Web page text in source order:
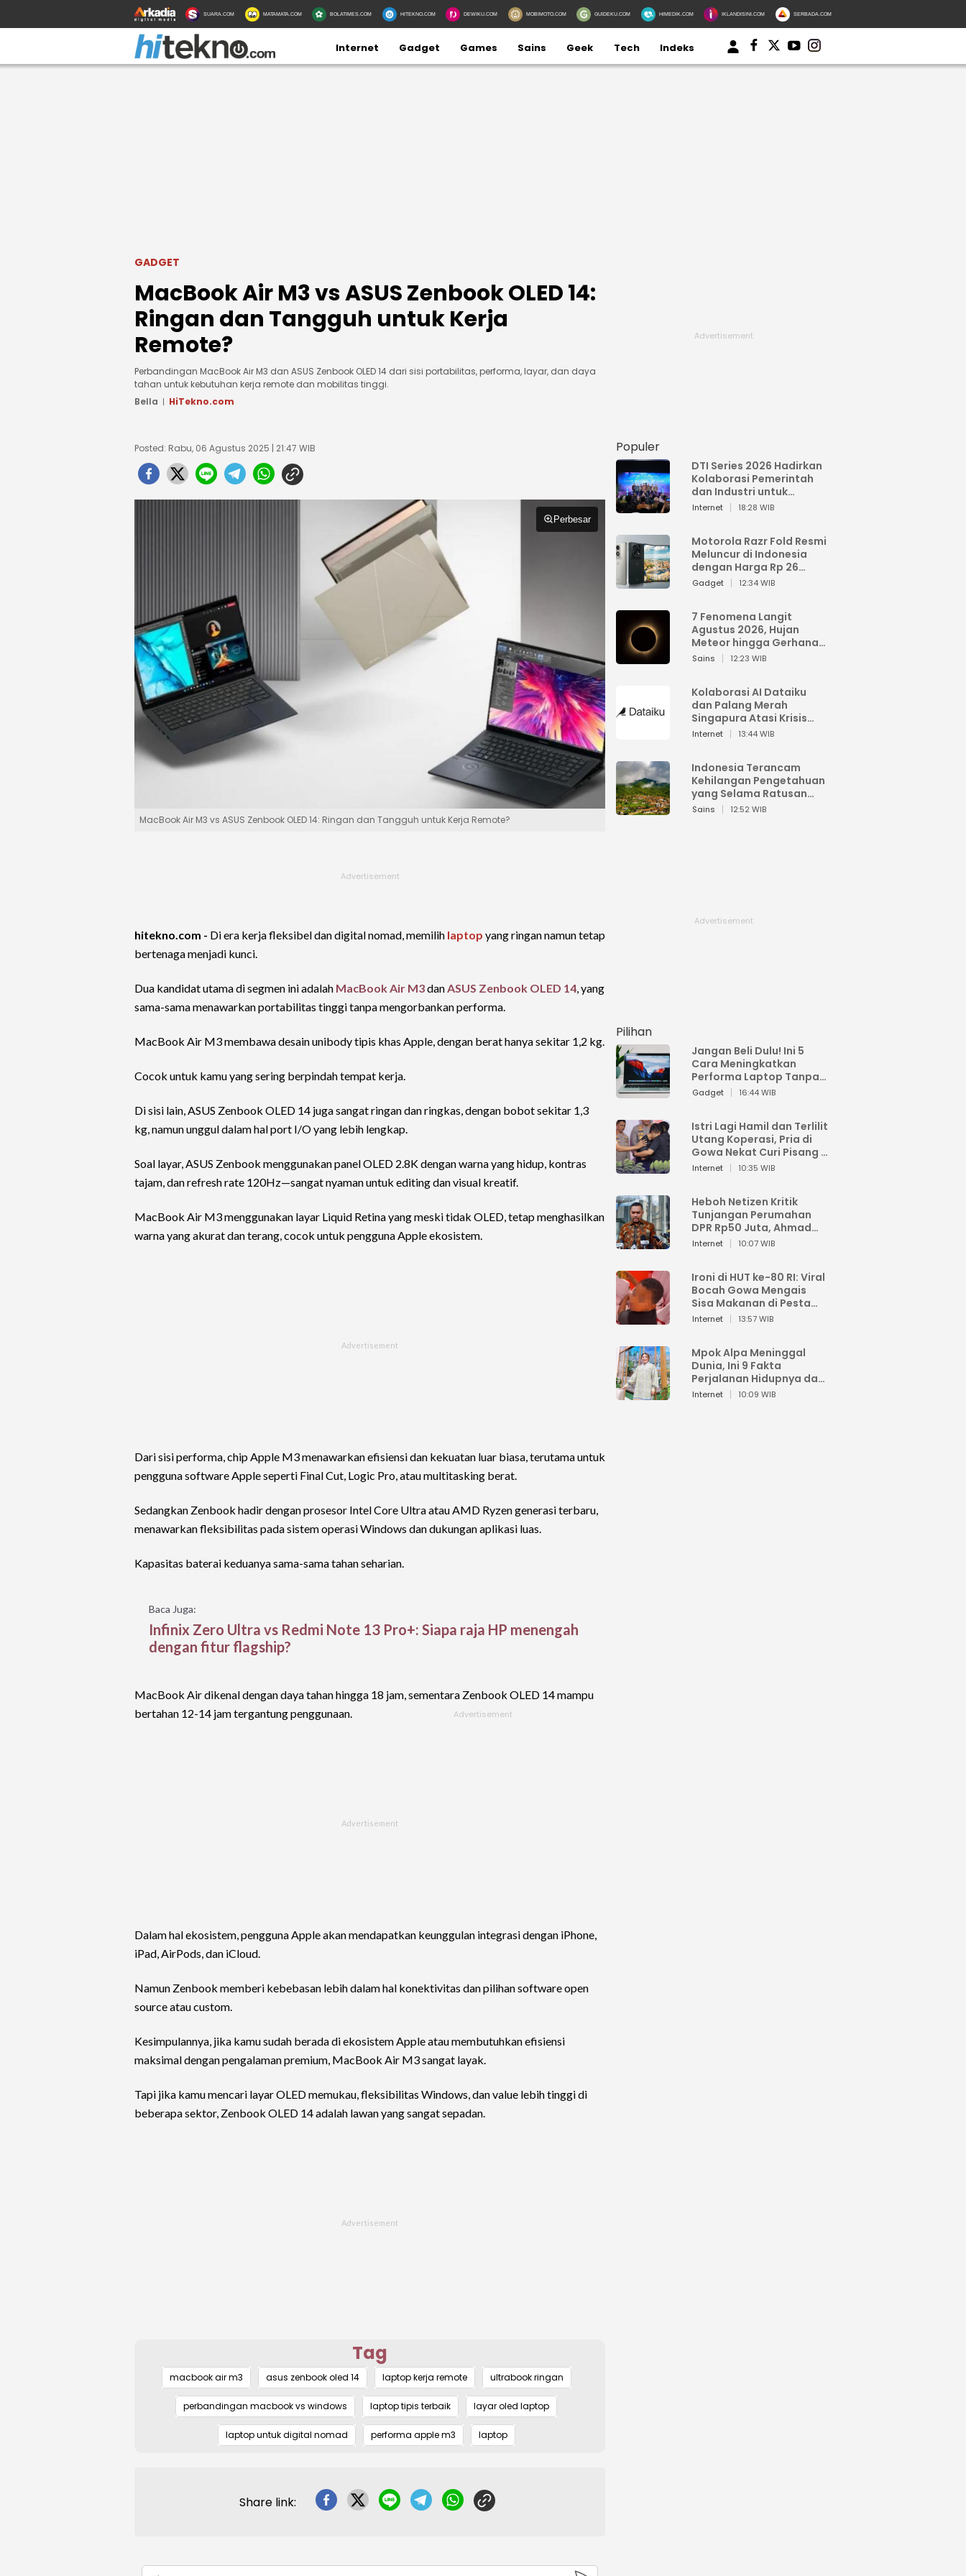
SUARA.COM MATAMATA.COM BOLATIMES.COM HITEKNO.COM DEWIKU.COM MOBIMOTO.COM GUIDEKU.COM HIMEDIK.COM IKLANDISINI.COM SERBADA.COM
Internet Gadget Games Sains Geek Tech Indeks
GADGET
MacBook Air M3 vs ASUS Zenbook OLED 14:
Ringan dan Tangguh untuk Kerja
Remote?
Perbandingan MacBook Air M3 dan ASUS Zenbook OLED 14 dari sisi portabilitas, performa, layar, dan daya
tahan untuk kebutuhan kerja remote dan mobilitas tinggi.
Bella
HiTekno.com
Posted: Rabu, 06 Agustus 2025 | 21:47 WIB
Perbesar
MacBook Air M3 vs ASUS Zenbook OLED 14: Ringan dan Tangguh untuk Kerja Remote?
hitekno.com - Di era kerja fleksibel dan digital nomad, memilih laptop yang ringan namun tetap
bertenaga menjadi kunci.
Dua kandidat utama di segmen ini adalah MacBook Air M3danASUS Zenbook OLED 14, yang
sama-sama menawarkan portabilitas tinggi tanpa mengorbankan performa.
MacBook Air M3 membawa desain unibody tipis khas Apple, dengan berat hanya sekitar 1,2 kg.
Cocok untuk kamu yang sering berpindah tempat kerja.
Di sisi lain, ASUS Zenbook OLED 14 juga sangat ringan dan ringkas, dengan bobot sekitar 1,3
kg, namun unggul dalam hal port I/O yang lebih lengkap.
Soal layar, ASUS Zenbook menggunakan panel OLED 2.8K dengan warna yang hidup, kontras
tajam, dan refresh rate 120Hz—sangat nyaman untuk editing dan visual kreatif.
MacBook Air M3 menggunakan layar Liquid Retina yang meski tidak OLED, tetap menghasilkan
warna yang akurat dan terang, cocok untuk pengguna Apple ekosistem.
Dari sisi performa, chip Apple M3 menawarkan efisiensi dan kekuatan luar biasa, terutama untuk
pengguna software Apple seperti Final Cut, Logic Pro, atau multitasking berat.
Sedangkan Zenbook hadir dengan prosesor Intel Core Ultra atau AMD Ryzen generasi terbaru,
menawarkan fleksibilitas pada sistem operasi Windows dan dukungan aplikasi luas.
Kapasitas baterai keduanya sama-sama tahan seharian.
Baca Juga:
Infinix Zero Ultra vs Redmi Note 13 Pro+: Siapa raja HP menengah
dengan fitur flagship?
MacBook Air dikenal dengan daya tahan hingga 18 jam, sementara Zenbook OLED 14 mampu
bertahan 12-14 jam tergantung penggunaan.
Dalam hal ekosistem, pengguna Apple akan mendapatkan keunggulan integrasi dengan iPhone,
iPad, AirPods, dan iCloud.
Namun Zenbook memberi kebebasan lebih dalam hal konektivitas dan pilihan software open
source atau custom.
Kesimpulannya, jika kamu sudah berada di ekosistem Apple atau membutuhkan efisiensi
maksimal dengan pengalaman premium, MacBook Air M3 sangat layak.
Tapi jika kamu mencari layar OLED memukau, fleksibilitas Windows, dan value lebih tinggi di
beberapa sektor, Zenbook OLED 14 adalah lawan yang sangat sepadan.
Tag
macbook air m3 asus zenbook oled 14 laptop kerja remote ultrabook ringan
perbandingan macbook vs windows laptop tipis terbaik layar oled laptop
laptop untuk digital nomad performa apple m3 laptop
Share link:
Populer
DTI Series 2026 Hadirkan
Kolaborasi Pemerintah
dan Industri untuk
Percepatan
Internet 18:28 WIB
Motorola Razr Fold Resmi
Meluncur di Indonesia
dengan Harga Rp 26
Jutaan
Gadget 12:34 WIB
7 Fenomena Langit
Agustus 2026, Hujan
Meteor hingga Gerhana
Matahari
Sains 12:23 WIB
Kolaborasi AI Dataiku
dan Palang Merah
Singapura Atasi Krisis
Bencana
Internet 13:44 WIB
Indonesia Terancam
Kehilangan Pengetahuan
yang Selama Ratusan
Tahun Menjaga Alam
Sains 12:52 WIB
Pilihan
Jangan Beli Dulu! Ini 5
Cara Meningkatkan
Performa Laptop Tanpa
Harus Beli Baru
Gadget 16:44 WIB
Istri Lagi Hamil dan Terlilit
Utang Koperasi, Pria di
Gowa Nekat Curi Pisang 4
Tandan Milik Tetangga,
Internet 10:35 WIB
Heboh Netizen Kritik
Tunjangan Perumahan
DPR Rp50 Juta, Ahmad
Sahroni: Enggak Senang
Internet 10:07 WIB
Ironi di HUT ke-80 RI: Viral
Bocah Gowa Mengais
Sisa Makanan di Pesta
Kemerdekaan
Internet 13:57 WIB
Mpok Alpa Meninggal
Dunia, Ini 9 Fakta
Perjalanan Hidupnya dari
Viral hingga Puncak
Internet 10:09 WIB